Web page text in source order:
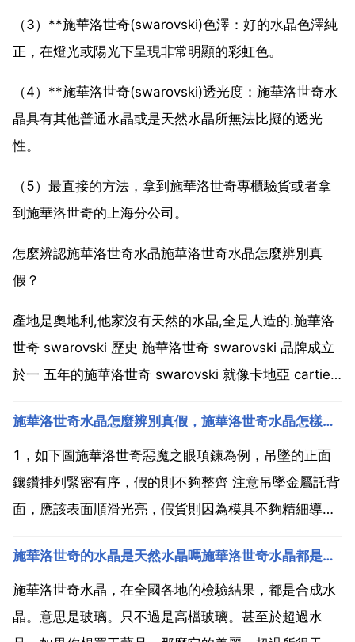
（3）**施華洛世奇(swarovski)色澤：好的水晶色澤純
正，在燈光或陽光下呈現非常明顯的彩虹色。
（4）**施華洛世奇(swarovski)透光度：施華洛世奇水
晶具有其他普通水晶或是天然水晶所無法比擬的透光
性。
（5）最直接的方法，拿到施華洛世奇專櫃驗貨或者拿
到施華洛世奇的上海分公司。
怎麼辨認施華洛世奇水晶施華洛世奇水晶怎麼辨別真
假？
產地是奧地利,他家沒有天然的水晶,全是人造的.施華洛
世奇 swarovski 歷史 施華洛世奇 swarovski 品牌成立
於一 五年的施華洛世奇 swarovski 就像卡地亞 cartier
樣，風光的歷史正是他們最寶貴也...
施華洛世奇水晶怎麼辨別真假，施華洛世奇水晶怎樣鑑別真偽？
1，如下圖施華洛世奇惡魔之眼項鍊為例，吊墜的正面
鑲鑽排列緊密有序，假的則不夠整齊 注意吊墜金屬託背
面，應該表面順滑光亮，假貨則因為模具不夠精細導致
華洛世奇的包裝是深藍色的 手拎袋 外包裝盒 內包裝盒
均是 防偽做的也很好，底紋都是漸變大小的格子，沒有
一...
施華洛世奇的水晶是天然水晶嗎施華洛世奇水晶都是人造水晶嗎？
施華洛世奇水晶，在全國各地的檢驗結果，都是合成水
晶。意思是玻璃。只不過是高檔玻璃。甚至於超過水